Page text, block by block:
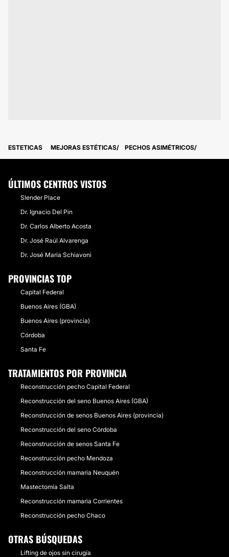
ESTETICAS MEJORAS ESTÉTICAS PECHOS ASIMÉTRICOS
ÚLTIMOS CENTROS VISTOS
Slender Place
Dr. Ignacio Del Pin
Dr. Carlos Alberto Acosta
Dr. José Raúl Alvarenga
Dr. José María Schiavoni
PROVINCIAS TOP
Capital Federal
Buenos Aires (GBA)
Buenos Aires (provincia)
Córdoba
Santa Fe
TRATAMIENTOS POR PROVINCIA
Reconstrucción pecho Capital Federal
Reconstrucción del seno Buenos Aires (GBA)
Reconstrucción de senos Buenos Aires (provincia)
Reconstrucción del seno Córdoba
Reconstrucción de senos Santa Fe
Reconstrucción pecho Mendoza
Reconstrucción mamaria Neuquén
Mastectomía Salta
Reconstrucción mamaria Corrientes
Reconstrucción pecho Chaco
OTRAS BÚSQUEDAS
Lifting de ojos sin cirugía